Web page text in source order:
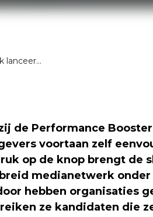
lanceer...
de Performance
voortaan zelf
op de knop brengt de
medianetwerk onder
hebben organisaties
ze kandidaten die